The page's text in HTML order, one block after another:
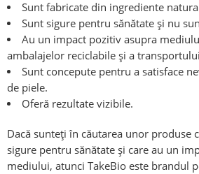
Sunt fabricate din ingrediente
Sunt sigure pentru sănătate și nu
Au un impact pozitiv asupra
ambalajelor reciclabile și a
Sunt concepute pentru a satisface
de piele.
Oferă rezultate vizibile.
Dacă sunteți în căutarea unor produse
sigure pentru sănătate și care au un
mediului, atunci TakeBio este brandul